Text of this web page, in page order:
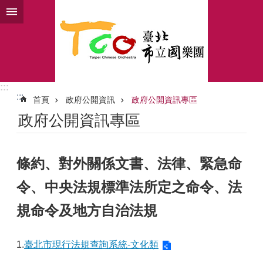
跳到主要內容區塊
:::
:::
首頁 政府公開資訊 政府公開資訊專區
政府公開資訊專區
條約、對外關係文書、法律、緊急命
令、中央法規標準法所定之命令、法
規命令及地方自治法規
1.臺北市現行法規查詢系統-文化類